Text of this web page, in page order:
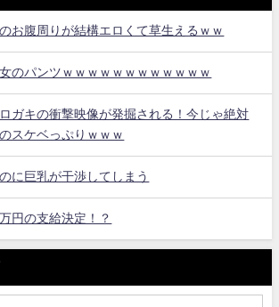
お腹周りが結構エロくて草生えるｗｗ
のパンツｗｗｗｗｗｗｗｗｗｗｗｗ
ガキの衝撃映像が発掘される！今じゃ絶対
スケベっぷりｗｗｗ
に巨乳が干渉してしまう
円の支給決定！？